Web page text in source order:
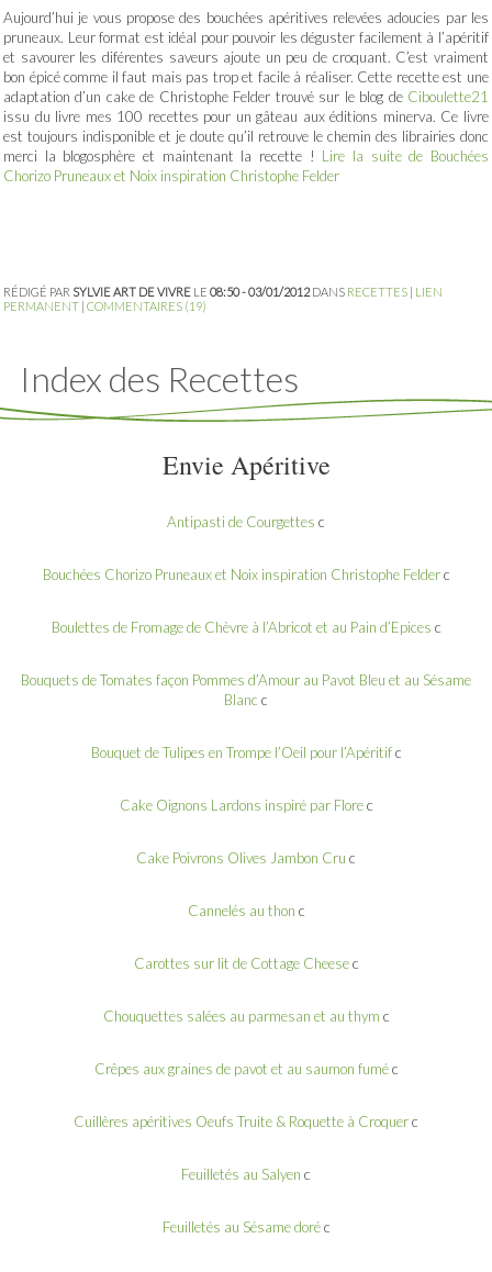
Aujourd’hui je vous propose des bouchées apéritives relevées adoucies par les
pruneaux. Leur format est idéal pour pouvoir les déguster facilement à l’apéritif
et savourer les diférentes saveurs ajoute un peu de croquant. C’est vraiment
bon épicé comme il faut mais pas trop et facile à réaliser. Cette recette est une
adaptation d’un cake de Christophe Felder trouvé sur le blog de Ciboulette21
issu du livre mes 100 recettes pour un gâteau aux éditions minerva. Ce livre
est toujours indisponible et je doute qu’il retrouve le chemin des librairies donc
merci la blogosphère et maintenant la recette ! Lire la suite de Bouchées
Chorizo Pruneaux et Noix inspiration Christophe Felder
RÉDIGÉ PAR SYLVIE ART DE VIVRE LE 08:50 - 03/01/2012DANS RECETTES | LIEN
PERMANENT | COMMENTAIRES (19)
Index des Recettes
Envie Apéritive
Antipasti de Courgettes c
Bouchées Chorizo Pruneaux et Noix inspiration Christophe Felderc
Boulettes de Fromage de Chèvre à l’Abricot et au Pain d’Epices c
Bouquets de Tomates façon Pommes d’Amour au Pavot Bleu et au Sésame
Blanc c
Bouquet de Tulipes en Trompe l’Oeil pour l’Apéritifc
Cake Oignons Lardons inspiré par Florec
Cake Poivrons Olives Jambon Cru c
Cannelés au thon c
Carottes sur lit de Cottage Cheesec
Chouquettes salées au parmesan et au thym c
Crêpes aux graines de pavot et au saumon fuméc
Cuillères apéritives Oeufs Truite & Roquette à Croquerc
Feuilletés au Salyen c
Feuilletés au Sésame doréc